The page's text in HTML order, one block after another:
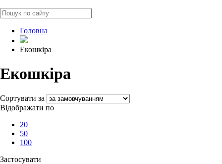
Головна
Екошкіра
Екошкіра
Сортувати за
Відображати по
20
50
100
Застосувати